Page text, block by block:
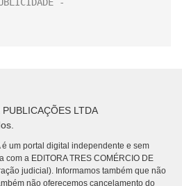
LTDA
é um portal digital independente e sem
a EDITORA TRES COMÉRCIO DE
judicial). Informamos também que não
não oferecemos cancelamento do